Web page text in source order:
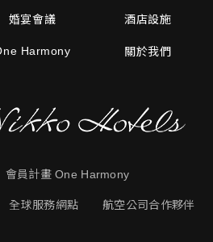
婚宴會議 酒店設施
Harmony 關於我們
會員計畫 One Harmony
全球服務網點 航空公司合作夥伴